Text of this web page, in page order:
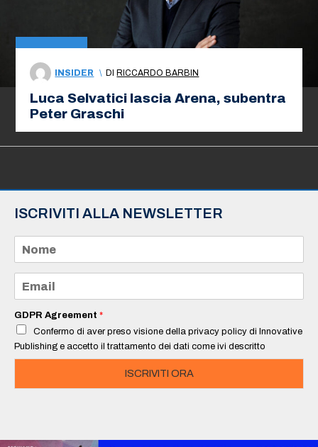
INSIDER \ DI RICCARDO BARBIN
Luca Selvatici lascia Arena, subentra
Peter Graschi
ISCRIVITI ALLA NEWSLETTER
m
e
a
i
*
GDPR Agreement *
Confermo di aver preso visione della privacy policy di Innovative
Publishing e accetto il trattamento dei dati come ivi descritto
ISCRIVITI ORA